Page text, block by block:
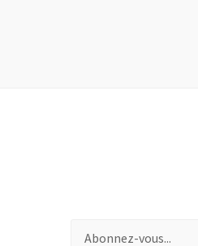
Pour vous inscrire à